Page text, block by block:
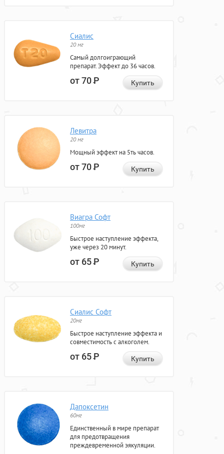
Сиалис
20 мг
Самый долгоиграющий
препарат. Эффект до 36 часов.
от 70Р Купить
Левитра
20 мг
Мощный эффект на 5ть часов.
от 70Р Купить
Виагра Софт
100мг
Быстрое наступление эффекта,
уже через 20 минут.
от 65Р Купить
Сиалис Софт
20мг
Быстрое наступление эффекта и
совместимость с алкоголем.
от 65Р Купить
Дапоксетин
60мг
Единственный в мире препарат
для предотвращения
преждевременной эякуляции.